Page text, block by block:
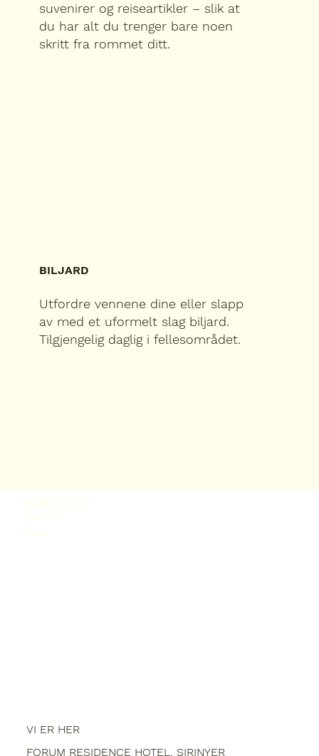
suvenirer og reiseartikler – slik at
du har alt du trenger bare noen
skritt fra rommet ditt.
BILJARD
Utfordre vennene dine eller slapp
av med et uformelt slag biljard.
Tilgjengelig daglig i fellesområdet.
VI ER HER
FORUM RESIDENCE HOTEL, SIRINYER